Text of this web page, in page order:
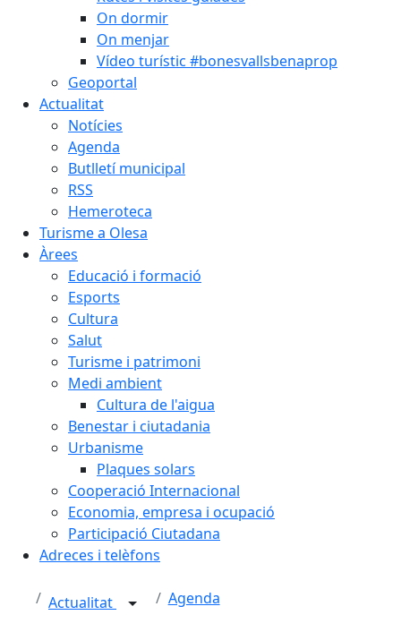
On dormir
On menjar
Vídeo turístic #bonesvallsbenaprop
Geoportal
Actualitat
Notícies
Agenda
Butlletí municipal
RSS
Hemeroteca
Turisme a Olesa
Àrees
Educació i formació
Esports
Cultura
Salut
Turisme i patrimoni
Medi ambient
Cultura de l'aigua
Benestar i ciutadania
Urbanisme
Plaques solars
Cooperació Internacional
Economia, empresa i ocupació
Participació Ciutadana
Adreces i telèfons
Actualitat Agenda